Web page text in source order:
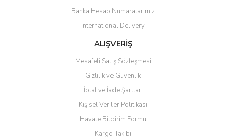
Banka Hesap Numaralarımız
International Delivery
ALIŞVERİŞ
Mesafeli Satış Sözleşmesi
Gizlilik ve Güvenlik
İptal ve İade Şartları
Kişisel Veriler Politikası
Havale Bildirim Formu
Kargo Takibi